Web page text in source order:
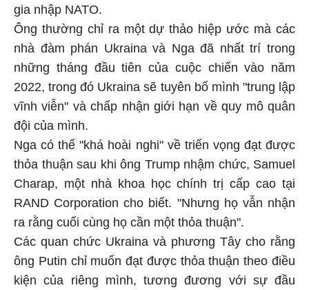
gia nhập NATO.
Ông thường chỉ ra một dự thảo hiệp ước mà các
nhà đàm phán Ukraina và Nga đã nhất trí trong
những tháng đầu tiên của cuộc chiến vào năm
2022, trong đó Ukraina sẽ tuyên bố mình "trung lập
vĩnh viễn" và chấp nhận giới hạn về quy mô quân
đội của mình.
Nga có thể "khá hoài nghi" về triển vọng đạt được
thỏa thuận sau khi ông Trump nhậm chức, Samuel
Charap, một nhà khoa học chính trị cấp cao tại
RAND Corporation cho biết. "Nhưng họ vẫn nhận
ra rằng cuối cùng họ cần một thỏa thuận".
Các quan chức Ukraina và phương Tây cho rằng
ông Putin chỉ muốn đạt được thỏa thuận theo điều
kiện của riêng mình, tương đương với sự đầu